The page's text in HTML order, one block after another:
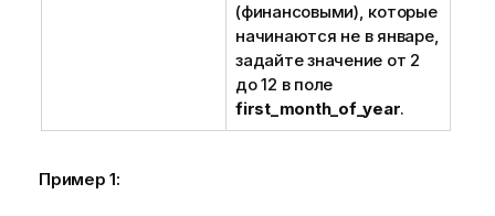
(финансовыми), которые
начинаются не в январе,
задайте значение от 2
до 12 в поле
first_month_of_year.
Пример 1: